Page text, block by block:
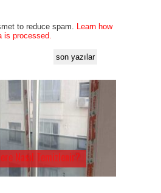
to reduce spam. Learn how
is processed.
son yazılar
Nasıl Temizlenir?